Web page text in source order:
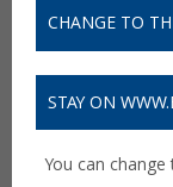
CHANGE TO
STAY ON
You can